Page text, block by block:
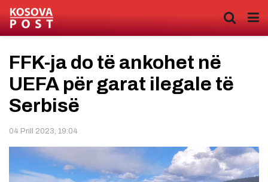
FFK-ja do të ankohet në
UEFA për garat ilegale të
Serbisë
04 Prill 2023, 19:04